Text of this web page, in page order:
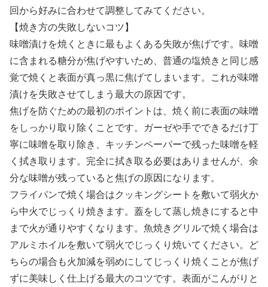
回から好みに合わせて調整してみてください。
【焼き方の失敗しないコツ】
味噌漬けを焼くときに最もよくある失敗が焦げです。味噌
に含まれる糖分が焦げやすいため、普通の塩焼きと同じ感
覚で焼くと表面が真っ黒に焦げてしまいます。これが味噌
漬けを失敗させてしまう最大の原因です。
焦げを防ぐための最初のポイントは、焼く前に表面の味噌
をしっかり取り除くことです。ガーゼや手でできるだけ丁
寧に味噌を取り除き、キッチンペーパーで残った味噌を軽
く拭き取ります。完全に拭き取る必要はありませんが、余
分な味噌が残っていると焦げの原因になります。
フライパンで焼く場合はクッキングシートを敷いて弱火か
ら中火でじっくり焼きます。蓋をして蒸し焼きにすると中
まで火が通りやすくなります。魚焼きグリルで焼く場合は
アルミホイルを敷いて弱火でじっくり焼いてください。ど
ちらの場合も火加減を弱めにしてじっくり焼くことが焦げ
ずに美味しく仕上げる最大のコツです。表面がこんがりと